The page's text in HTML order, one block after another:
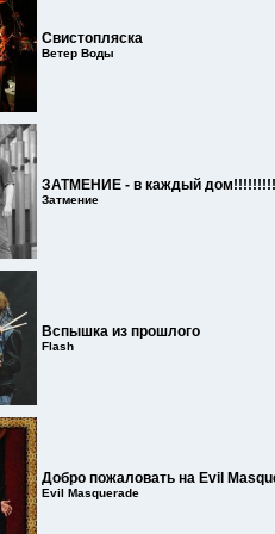
Свистопляска
Ветер Воды
ЗАТМЕНИЕ - в каждый дом!!!!!!!!!
Затмение
Вспышка из прошлого
Flash
Добро пожаловать на Evil
Evil Masquerade